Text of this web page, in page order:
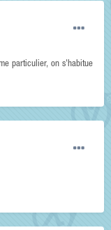
particulier, on s'habitue